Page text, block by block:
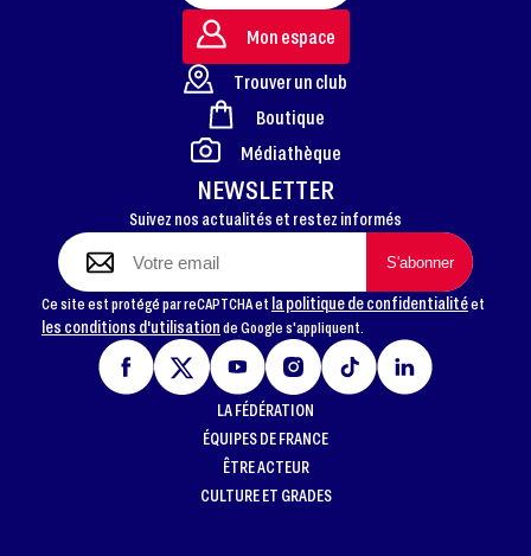
FOOTER
NEWSLETTER
Suivez nos actualités et restez informés
Ce site est protégé par reCAPTCHA et la politique de confidentialitéet
les conditions d'utilisationde Google s'appliquent.
Mon espace
Trouver un club
Boutique
Médiathèque
LA FÉDÉRATION
ÉQUIPES DE FRANCE
ÊTRE ACTEUR
CULTURE ET GRADES